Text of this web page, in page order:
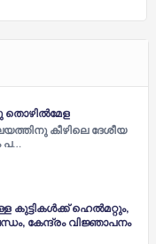
തൊഴിൽമേള
കീഴിലെ ദേശീയ
പ…
കുട്ടികള്‍ക്ക് ഹെല്‍മറ്റും,
കേന്ദ്രം വിജ്ഞാപനം